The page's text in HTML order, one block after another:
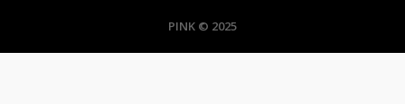
PINK © 2025